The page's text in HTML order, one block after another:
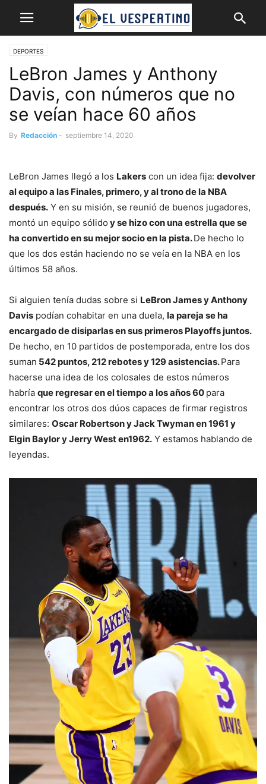
DEPORTES
LeBron James y Anthony
Davis, con números que no
se veían hace 60 años
By Redacción - septiembre 14, 2020
LeBron James llegó a los Lakers con un idea fija: devolver
al equipo a las Finales, primero, y al trono de la NBA
después. Y en su misión, se reunió de buenos jugadores,
montó un equipo sólido y se hizo con una estrella que se
ha convertido en su mejor socio en la pista.De hecho lo
que los dos están haciendo no se veía en la NBA en los
últimos 58 años.
Si alguien tenía dudas sobre si LeBron James y Anthony
Davis podían cohabitar en una duela, la pareja se ha
encargado de disiparlas en sus primeros Playoffs juntos.
De hecho, en 10 partidos de postemporada, entre los dos
suman 542 puntos, 212 rebotes y 129 asistencias.Para
hacerse una idea de los colosales de estos números
habría que regresar en el tiempo a los años 60 para
encontrar los otros dos dúos capaces de firmar registros
similares: Oscar Robertson y Jack Twyman en 1961 y
Elgin Baylor y Jerry West en1962. Y estamos hablando de
leyendas.